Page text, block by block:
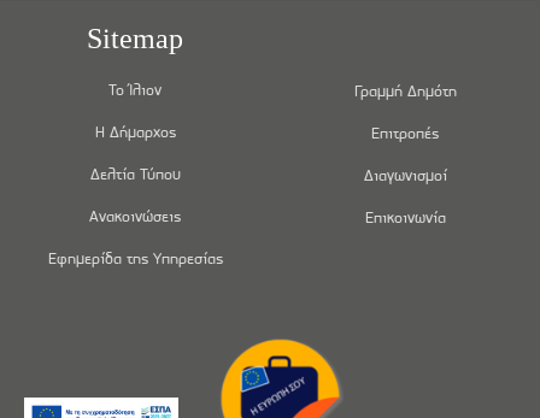
Sitemap
Το Ίλιον
Η Δήμαρχος
Δελτία Τύπου
Ανακοινώσεις
Εφημερίδα της Υπηρεσίας
Γραμμή Δημότη
Επιτροπές
Διαγωνισμοί
Επικοινωνία